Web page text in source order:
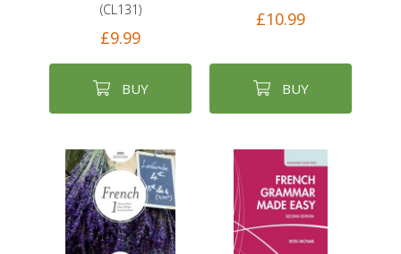
(CL131)
£9.99
BUY
£10.99
BUY